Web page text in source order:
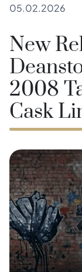
05.02.2026
New
2008
Cask